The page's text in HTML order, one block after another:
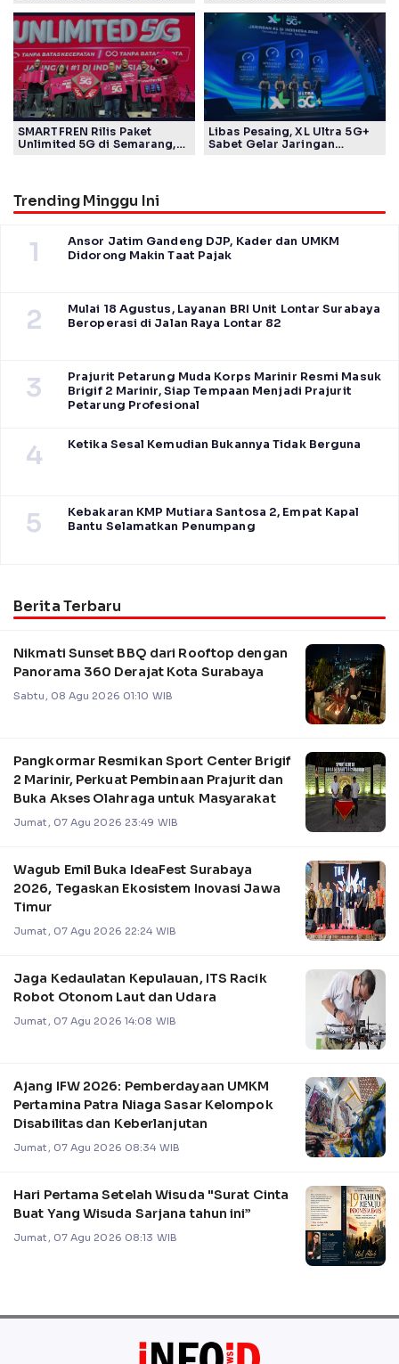
Timur
Kelompok Disabilitas dan
Keberlanjutan
SMARTFREN Rilis Paket
Unlimited 5G di Semarang,
Libas Pesaing, XL Ultra 5G+
Sabet Gelar Jaringan
Trending Minggu Ini
1
Ansor Jatim Gandeng DJP, Kader dan UMKM
Didorong Makin Taat Pajak
2
Mulai 18 Agustus, Layanan BRI Unit Lontar Surabaya
Beroperasi di Jalan Raya Lontar 82
3
Prajurit Petarung Muda Korps Marinir Resmi Masuk
Brigif 2 Marinir, Siap Tempaan Menjadi Prajurit
Petarung Profesional
4 Ketika Sesal Kemudian Bukannya Tidak Berguna
5
Kebakaran KMP Mutiara Santosa 2, Empat Kapal
Bantu Selamatkan Penumpang
Berita Terbaru
Nikmati Sunset BBQ dari Rooftop dengan
Panorama 360 Derajat Kota Surabaya
Sabtu, 08 Agu 2026 01:10 WIB
Pangkormar Resmikan Sport Center Brigif
2 Marinir, Perkuat Pembinaan Prajurit dan
Buka Akses Olahraga untuk Masyarakat
Jumat, 07 Agu 2026 23:49 WIB
Wagub Emil Buka IdeaFest Surabaya
2026, Tegaskan Ekosistem Inovasi Jawa
Timur
Jumat, 07 Agu 2026 22:24 WIB
Jaga Kedaulatan Kepulauan, ITS Racik
Robot Otonom Laut dan Udara
Jumat, 07 Agu 2026 14:08 WIB
Ajang IFW 2026: Pemberdayaan UMKM
Pertamina Patra Niaga Sasar Kelompok
Disabilitas dan Keberlanjutan
Jumat, 07 Agu 2026 08:34 WIB
Hari Pertama Setelah Wisuda "Surat Cinta
Buat Yang Wisuda Sarjana tahun ini”
Jumat, 07 Agu 2026 08:13 WIB